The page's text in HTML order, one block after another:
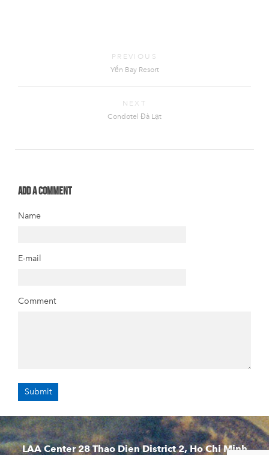
PREVIOUS
Yến Bay Resort
NEXT
Condotel Đà Lạt
Add a comment
Name
E-mail
Comment
LAA Center 28 Thao Dien District 2, Ho Chi Minh